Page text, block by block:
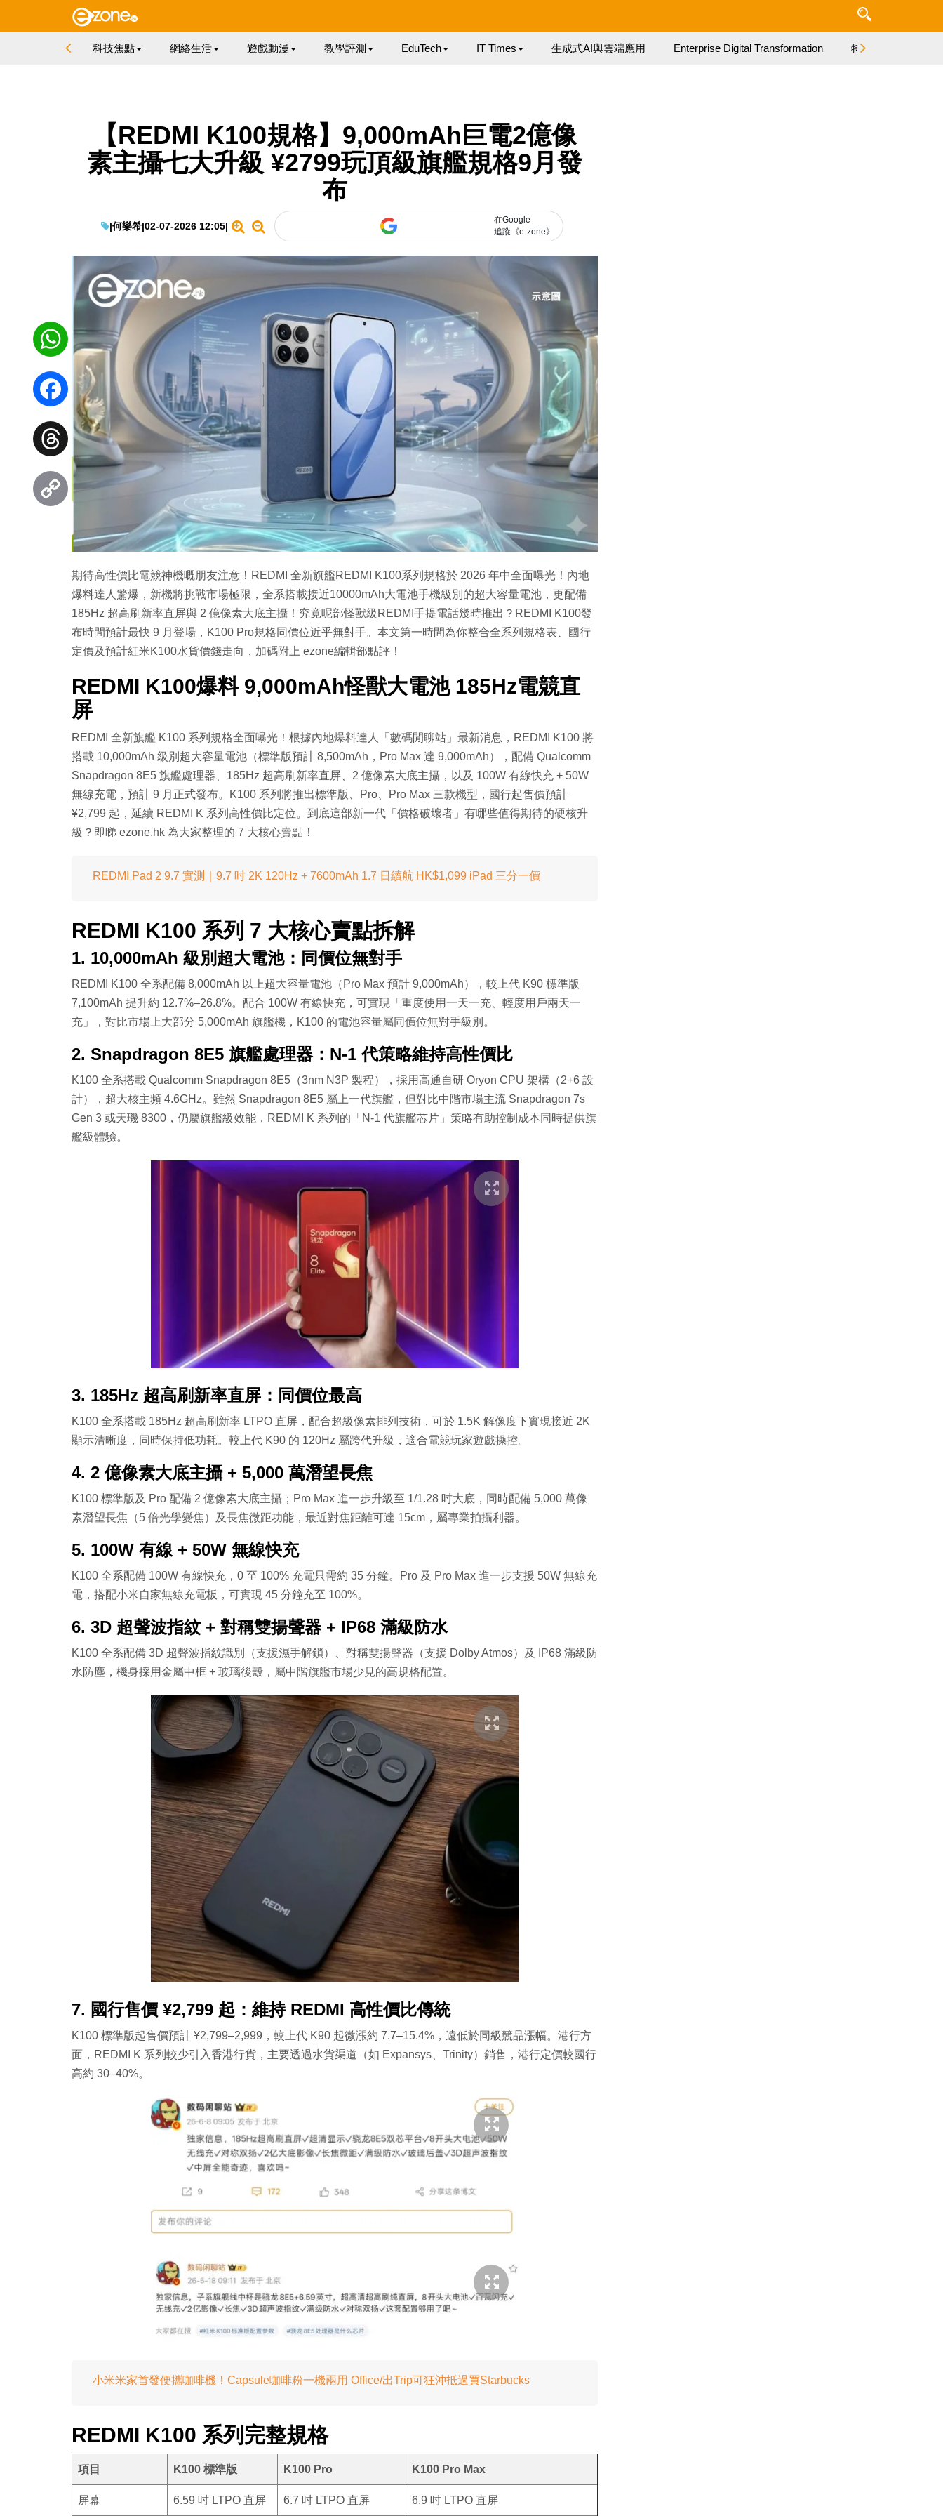
科技焦點 網絡生活 遊戲動漫 教學評測 EduTech IT Times 生成式AI與雲端應用 Enterprise Digital Transformation 特集
【REDMI K100規格】9,000mAh巨電2億像
素主攝七大升級 ¥2799玩頂級旗艦規格9月發
布
|何樂希|02-07-2026 12:05|
在Google
追蹤《e-zone》
期待高性價比電競神機嘅朋友注意！REDMI 全新旗艦REDMI K100系列規格於 2026 年中全面曝光！內地
爆料達人驚爆，新機將挑戰市場極限，全系搭載接近10000mAh大電池手機級別的超大容量電池，更配備
185Hz 超高刷新率直屏與 2 億像素大底主攝！究竟呢部怪獸級REDMI手提電話幾時推出？REDMI K100發
布時間預計最快 9 月登場，K100 Pro規格同價位近乎無對手。本文第一時間為你整合全系列規格表、國行
定價及預計紅米K100水貨價錢走向，加碼附上 ezone編輯部點評！
REDMI K100爆料 9,000mAh怪獸大電池 185Hz電競直
屏
REDMI 全新旗艦 K100 系列規格全面曝光！根據內地爆料達人「數碼閒聊站」最新消息，REDMI K100 將
搭載 10,000mAh 級別超大容量電池（標準版預計 8,500mAh，Pro Max 達 9,000mAh），配備 Qualcomm
Snapdragon 8E5 旗艦處理器、185Hz 超高刷新率直屏、2 億像素大底主攝，以及 100W 有線快充 + 50W
無線充電，預計 9 月正式發布。K100 系列將推出標準版、Pro、Pro Max 三款機型，國行起售價預計
¥2,799 起，延續 REDMI K 系列高性價比定位。到底這部新一代「價格破壞者」有哪些值得期待的硬核升
級？即睇 ezone.hk 為大家整理的 7 大核心賣點！
REDMI Pad 2 9.7 實測｜9.7 吋 2K 120Hz + 7600mAh 1.7 日續航 HK$1,099 iPad 三分一價
REDMI K100 系列 7 大核心賣點拆解
1. 10,000mAh 級別超大電池：同價位無對手
REDMI K100 全系配備 8,000mAh 以上超大容量電池（Pro Max 預計 9,000mAh），較上代 K90 標準版
7,100mAh 提升約 12.7%–26.8%。配合 100W 有線快充，可實現「重度使用一天一充、輕度用戶兩天一
充」，對比市場上大部分 5,000mAh 旗艦機，K100 的電池容量屬同價位無對手級別。
2. Snapdragon 8E5 旗艦處理器：N-1 代策略維持高性價比
K100 全系搭載 Qualcomm Snapdragon 8E5（3nm N3P 製程），採用高通自研 Oryon CPU 架構（2+6 設
計），超大核主頻 4.6GHz。雖然 Snapdragon 8E5 屬上一代旗艦，但對比中階市場主流 Snapdragon 7s
Gen 3 或天璣 8300，仍屬旗艦級效能，REDMI K 系列的「N-1 代旗艦芯片」策略有助控制成本同時提供旗
艦級體驗。
3. 185Hz 超高刷新率直屏：同價位最高
K100 全系搭載 185Hz 超高刷新率 LTPO 直屏，配合超級像素排列技術，可於 1.5K 解像度下實現接近 2K
顯示清晰度，同時保持低功耗。較上代 K90 的 120Hz 屬跨代升級，適合電競玩家遊戲操控。
4. 2 億像素大底主攝 + 5,000 萬潛望長焦
K100 標準版及 Pro 配備 2 億像素大底主攝；Pro Max 進一步升級至 1/1.28 吋大底，同時配備 5,000 萬像
素潛望長焦（5 倍光學變焦）及長焦微距功能，最近對焦距離可達 15cm，屬專業拍攝利器。
5. 100W 有線 + 50W 無線快充
K100 全系配備 100W 有線快充，0 至 100% 充電只需約 35 分鐘。Pro 及 Pro Max 進一步支援 50W 無線充
電，搭配小米自家無線充電板，可實現 45 分鐘充至 100%。
6. 3D 超聲波指紋 + 對稱雙揚聲器 + IP68 滿級防水
K100 全系配備 3D 超聲波指紋識別（支援濕手解鎖）、對稱雙揚聲器（支援 Dolby Atmos）及 IP68 滿級防
水防塵，機身採用金屬中框 + 玻璃後殼，屬中階旗艦市場少見的高規格配置。
7. 國行售價 ¥2,799 起：維持 REDMI 高性價比傳統
K100 標準版起售價預計 ¥2,799–2,999，較上代 K90 起微漲約 7.7–15.4%，遠低於同級競品漲幅。港行方
面，REDMI K 系列較少引入香港行貨，主要透過水貨渠道（如 Expansys、Trinity）銷售，港行定價較國行
高約 30–40%。
小米米家首發便攜咖啡機！Capsule咖啡粉一機兩用 Office/出Trip可狂沖抵過買Starbucks
REDMI K100 系列完整規格
項目 K100 標準版 K100 Pro K100 Pro Max
屏幕 6.59 吋 LTPO 直屏 6.7 吋 LTPO 直屏 6.9 吋 LTPO 直屏
WhatsApp
Facebook
Threads
Link